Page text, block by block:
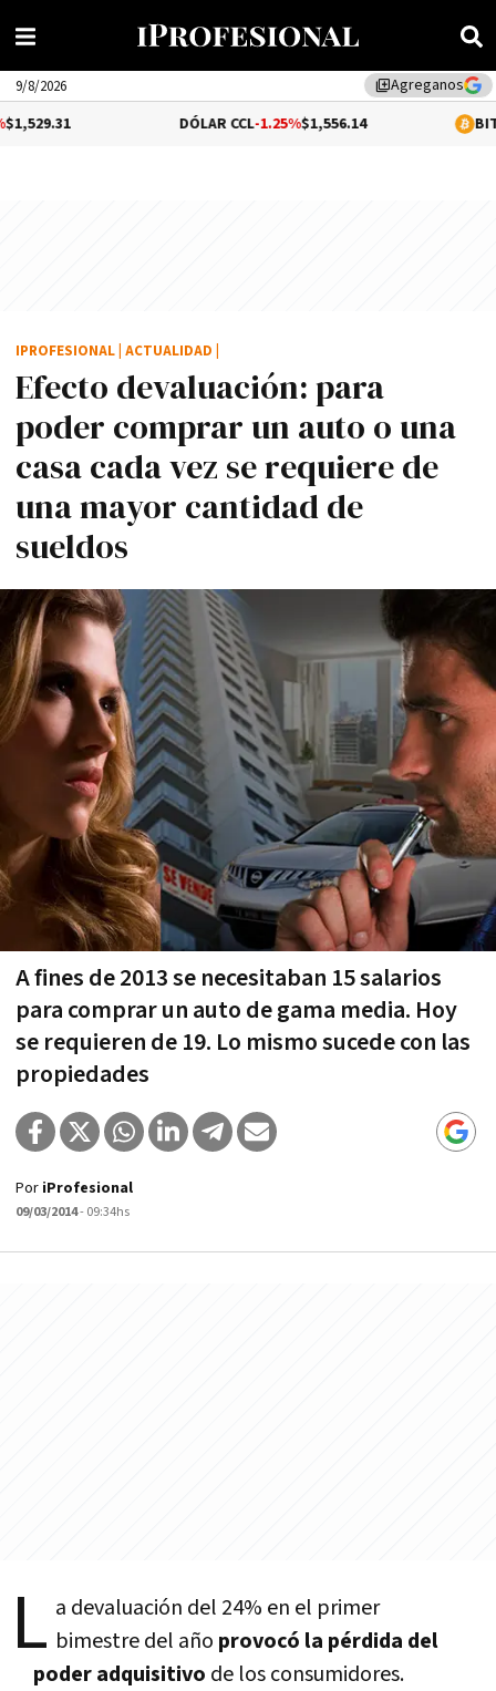
library_addAgreganos
9/8/2026
-1.25%$1,556.14
Efecto devaluación: para
poder comprar un auto o una
casa cada vez se requiere de
una mayor cantidad de
sueldos
A fines de 2013 se necesitaban 15 salarios
para comprar un auto de gama media. Hoy
se requieren de 19. Lo mismo sucede con las
propiedades
IPROFESIONAL ACTUALIDAD
Por iProfesional
09/03/2014- 09:34hs
L a devaluación del 24% en el primer
bimestre del año provocó la pérdida del
poder adquisitivo de los consumidores.